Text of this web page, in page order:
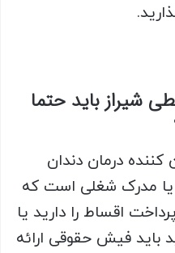
شیراز باید حتما
درمان دندان
مدرک شغلی است که
اقساط را دارید یا
باید فیش حقوقی ارائه